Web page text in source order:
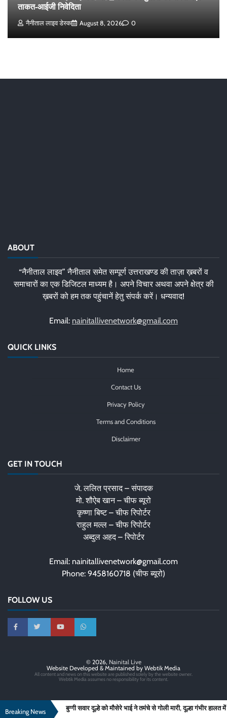
ताकत-आईजी निवेदिता
नैनीताल लाइव डेस्क August 8, 2026 0
ABOUT
“नैनीताल लाइव” नैनीताल समेत सम्पूर्ण उत्तराखण्ड की ताज़ा ख़बरों व
समाचारों का एक डिजिटल माध्यम है। अपने विचार अथवा अपने क्षेत्र की
ख़बरों को हम तक पहुंचानें हेतु संपर्क करें। धन्यवाद!
Email: nainitallivenetwork@gmail.com
QUICK LINKS
Home
Contact Us
Privacy Policy
Terms and Conditions
Disclaimer
GET IN TOUCH
जे. ललित प्रसाद – संपादक
मो. शौऐब खान – चीफ ब्यूरो
कृष्णा बिष्ट – चीफ रिपोर्टर
राहुल मल्ल – चीफ रिपोर्टर
अब्दुल अहद – रिपोर्टर
Email: nainitallivenetwork@gmail.com
Phone: 9458160718 (चीफ ब्यूरो)
FOLLOW US
© 2026, Nainital Live
Website Developed & Maintained by Webtik Media
All content and news on this website are published solely by the website owner.
Webtik Media assumes no responsibility for its content.
Breaking News बुग्गी सवार दूल्हे को मौसेरे भाई ने तमंचे से गोली मारी, दूल्हा गंभीर हालत